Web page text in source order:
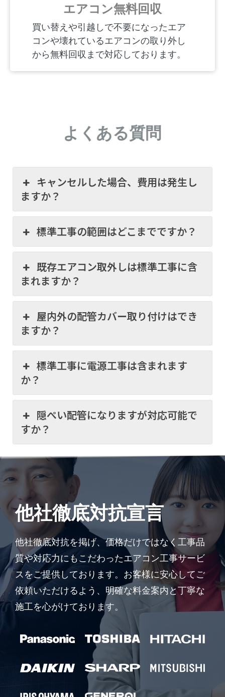
エアコン無料回収
買い替えや引越しで不要になったエア
コンや壊れているエアコンの取り外し
から無料回収まで対応しております。
よくある質問
キャンセルした場合、費用は発生し
ますか？
標準工事の範囲はどこまでですか？
既存エアコン取外しは標準工事に含
まれますか？
屋内外の配管カバー取り付けはでき
ますか？
標準工事に電源工事は含まれます
か？
隠ぺい配管になりますが対応可能で
すか？
他社徹底対抗宣言
他社徹底対抗を掲げ、価格だけではなく工事品
質や対応力にもこだわったエアコン工事サービ
スをご提供しております。お客様に安心してご
依頼いただけるよう、明確な料金案内と丁寧な
施工を心がけております。